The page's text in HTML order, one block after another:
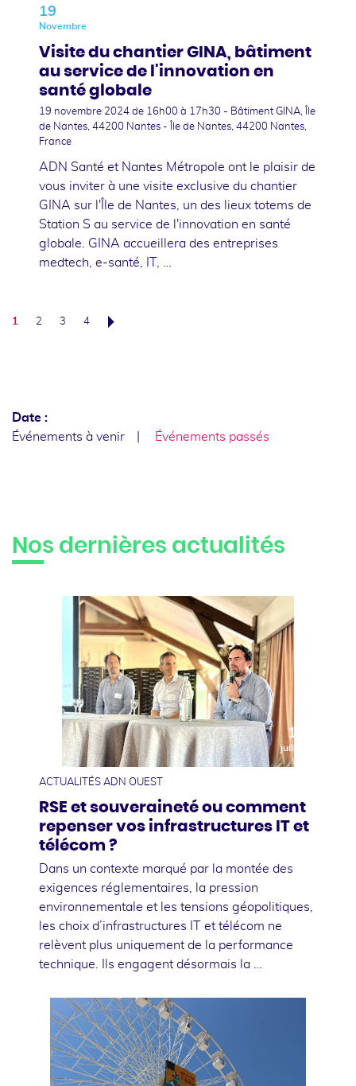
19
Novembre
Visite du chantier GINA, bâtiment
au service de l'innovation en
santé globale
19 novembre 2024 de 16h00 à 17h30 - Bâtiment GINA, Île
de Nantes, 44200 Nantes - Île de Nantes, 44200 Nantes,
France
ADN Santé et Nantes Métropole ont le plaisir de
vous inviter à une visite exclusive du chantier
GINA sur l'Île de Nantes, un des lieux totems de
Station S au service de l'innovation en santé
globale. GINA accueillera des entreprises
medtech, e-santé, IT, …
1 2 3 4
Date :
Événements à venir
Événements passés
Nos dernières actualités
10
juillet
ACTUALITÉS ADN OUEST
RSE et souveraineté ou comment
repenser vos infrastructures IT et
télécom ?
Dans un contexte marqué par la montée des
exigences réglementaires, la pression
environnementale et les tensions géopolitiques,
les choix d’infrastructures IT et télécom ne
relèvent plus uniquement de la performance
technique. Ils engagent désormais la …